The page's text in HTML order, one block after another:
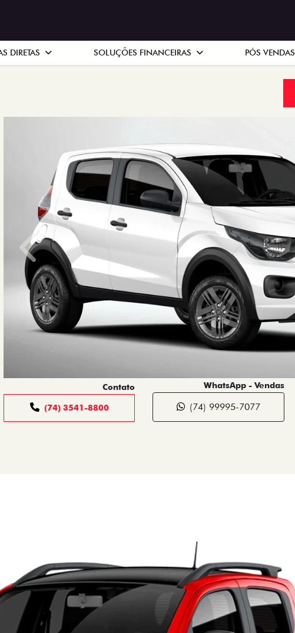
DIRETAS SOLUÇÕES FINANCEIRAS PÓS VENDAS
Anterior
Contato
(74) 3541-8800
WhatsApp - Vendas
(74) 99995-7077